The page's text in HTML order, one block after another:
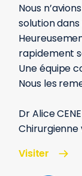
Nous
solution
rapidement
Une équipe
Nous les
Dr Alice
Chirurgienne
Visiter